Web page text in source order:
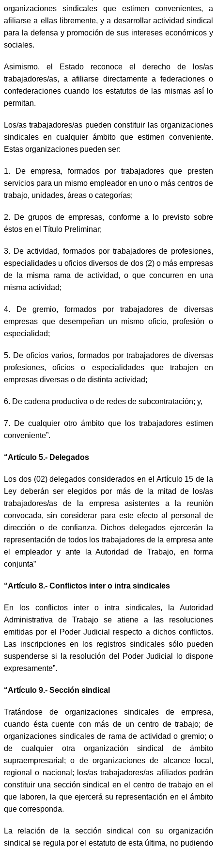
organizaciones sindicales que estimen convenientes, a
afiliarse a ellas libremente, y a desarrollar actividad sindical
para la defensa y promoción de sus intereses económicos y
sociales.
Asimismo, el Estado reconoce el derecho de los/as
trabajadores/as, a afiliarse directamente a federaciones o
confederaciones cuando los estatutos de las mismas así lo
permitan.
Los/as trabajadores/as pueden constituir las organizaciones
sindicales en cualquier ámbito que estimen conveniente.
Estas organizaciones pueden ser:
1. De empresa, formados por trabajadores que presten
servicios para un mismo empleador en uno o más centros de
trabajo, unidades, áreas o categorías;
2. De grupos de empresas, conforme a lo previsto sobre
éstos en el Título Preliminar;
3. De actividad, formados por trabajadores de profesiones,
especialidades u oficios diversos de dos (2) o más empresas
de la misma rama de actividad, o que concurren en una
misma actividad;
4. De gremio, formados por trabajadores de diversas
empresas que desempeñan un mismo oficio, profesión o
especialidad;
5. De oficios varios, formados por trabajadores de diversas
profesiones, oficios o especialidades que trabajen en
empresas diversas o de distinta actividad;
6. De cadena productiva o de redes de subcontratación; y,
7. De cualquier otro ámbito que los trabajadores estimen
conveniente”.
“Artículo 5.- Delegados
Los dos (02) delegados considerados en el Artículo 15 de la
Ley deberán ser elegidos por más de la mitad de los/as
trabajadores/as de la empresa asistentes a la reunión
convocada, sin considerar para este efecto al personal de
dirección o de confianza. Dichos delegados ejercerán la
representación de todos los trabajadores de la empresa ante
el empleador y ante la Autoridad de Trabajo, en forma
conjunta”
“Artículo 8.- Conflictos inter o intra sindicales
En los conflictos inter o intra sindicales, la Autoridad
Administrativa de Trabajo se atiene a las resoluciones
emitidas por el Poder Judicial respecto a dichos conflictos.
Las inscripciones en los registros sindicales sólo pueden
suspenderse si la resolución del Poder Judicial lo dispone
expresamente”.
“Artículo 9.- Sección sindical
Tratándose de organizaciones sindicales de empresa,
cuando ésta cuente con más de un centro de trabajo; de
organizaciones sindicales de rama de actividad o gremio; o
de cualquier otra organización sindical de ámbito
supraempresarial; o de organizaciones de alcance local,
regional o nacional; los/as trabajadores/as afiliados podrán
constituir una sección sindical en el centro de trabajo en el
que laboren, la que ejercerá su representación en el ámbito
que corresponda.
La relación de la sección sindical con su organización
sindical se regula por el estatuto de esta última, no pudiendo